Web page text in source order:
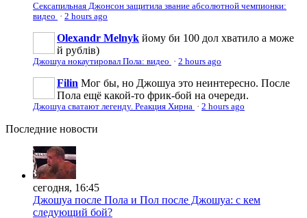
Сексапильная Джонсон защитила звание абсолютной чемпионки:
видео · 2 hours ago
Olexandr Melnyk йому би 100 дол хватило а може
й рублів)
Джошуа нокаутировал Пола: видео · 2 hours ago
Filin Мог бы, но Джошуа это неинтересно. После
Пола ещё какой-то фрик-бой на очереди.
Джошуа сватают легенду. Реакция Хирна · 2 hours ago
Последние новости
сегодня, 16:45
Джошуа после Пола и Пол после Джошуа: с кем
следующий бой?